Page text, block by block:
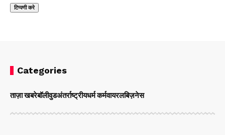
Categories
ताज़ा खबरेबॉलीवुडअंतर्राष्ट्रीयधर्म कर्मवायरलबिज़नेस